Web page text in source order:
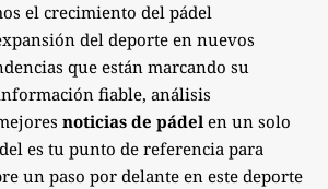
el crecimiento del pádel
del deporte en nuevos
que están marcando su
fiable, análisis
noticias de pádel en un solo
es tu punto de referencia para
un paso por delante en este deporte